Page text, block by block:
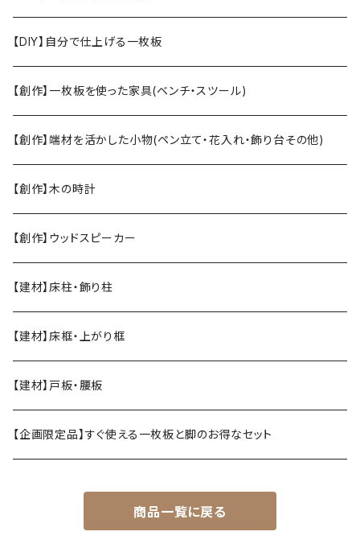
【DIY】自分で仕上げる一枚板
【創作】一枚板を使った家具(ベンチ・スツール)
【創作】端材を活かした小物(ペン立て・花入れ・飾り台その他)
【創作】木の時計
【創作】ウッドスピーカー
【建材】床柱・飾り柱
【建材】床框・上がり框
【建材】戸板・腰板
【企画限定品】すぐ使える一枚板と脚のお得なセット
商品一覧に戻る